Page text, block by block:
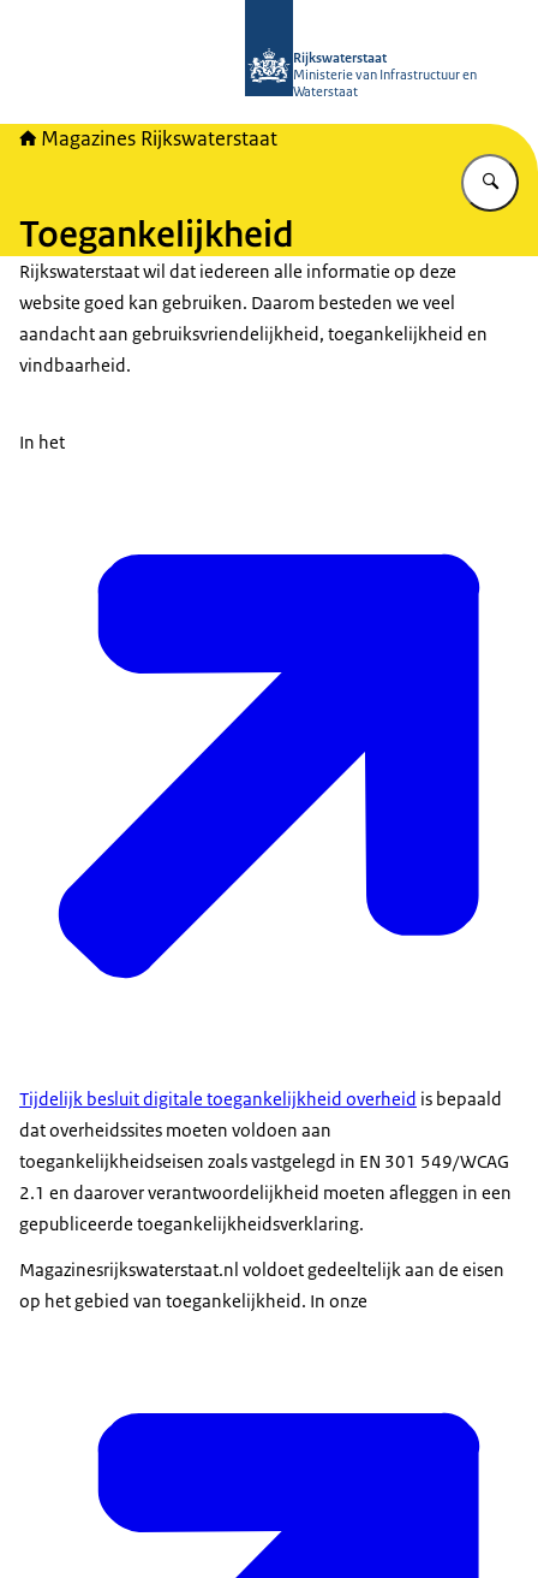
Rijkswaterstaat
Ministerie van Infrastructuur en
Waterstaat
Magazines Rijkswaterstaat
Toegankelijkheid
Rijkswaterstaat wil dat iedereen alle informatie op deze
website goed kan gebruiken. Daarom besteden we veel
aandacht aan gebruiksvriendelijkheid, toegankelijkheid en
vindbaarheid.
In het
Tijdelijk besluit digitale toegankelijkheid overheid is bepaald
dat overheidssites moeten voldoen aan
toegankelijkheidseisen zoals vastgelegd in EN 301 549/WCAG
2.1 en daarover verantwoordelijkheid moeten afleggen in een
gepubliceerde toegankelijkheidsverklaring.
Magazinesrijkswaterstaat.nl voldoet gedeeltelijk aan de eisen
op het gebied van toegankelijkheid. In onze